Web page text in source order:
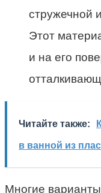
стружечной
Этот
и на его
Читайте также:
в ванной из
Многие